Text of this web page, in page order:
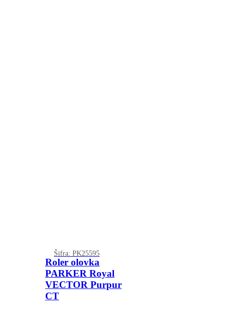
Šifra: PK25595
Roler olovka
PARKER Royal
VECTOR Purpur
CT